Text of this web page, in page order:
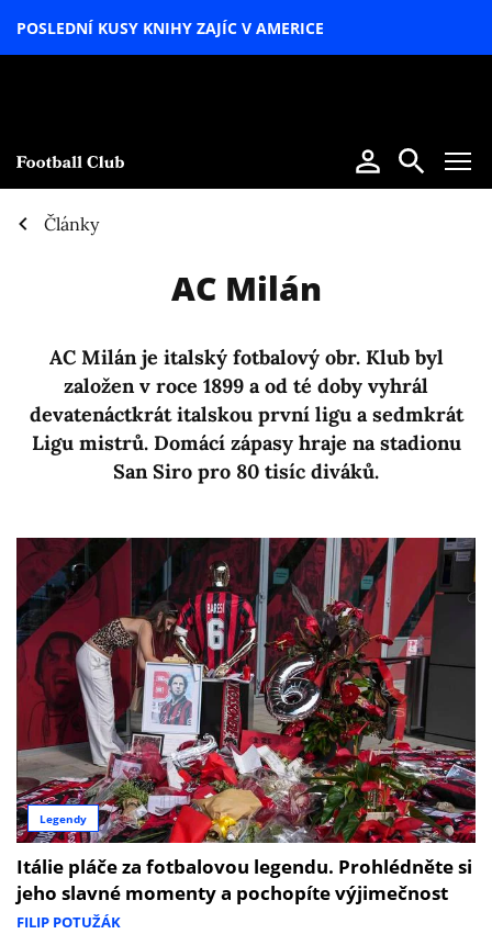
POSLEDNÍ KUSY KNIHY ZAJÍC V AMERICE
Články
AC Milán
AC Milán je italský fotbalový obr. Klub byl
založen v roce 1899 a od té doby vyhrál
devatenáctkrát italskou první ligu a sedmkrát
Ligu mistrů. Domácí zápasy hraje na stadionu
San Siro pro 80 tisíc diváků.
Legendy
Itálie pláče za fotbalovou legendu. Prohlédněte si
jeho slavné momenty a pochopíte výjimečnost
FILIP POTUŽÁK